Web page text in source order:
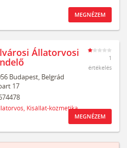
MEGNÉZEM
Állatorvosi
Budapest, Belgrád
17
Kisállat-kozmetika
1
értékelés
MEGNÉZEM